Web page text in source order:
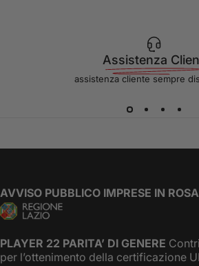
Assistenza
assistenza cliente sempre
AVVISO PUBBLICO IMPRESE IN ROSA
PLAYER 22 PARITA’ DI GENERE
per l’ottenimento della certificazione